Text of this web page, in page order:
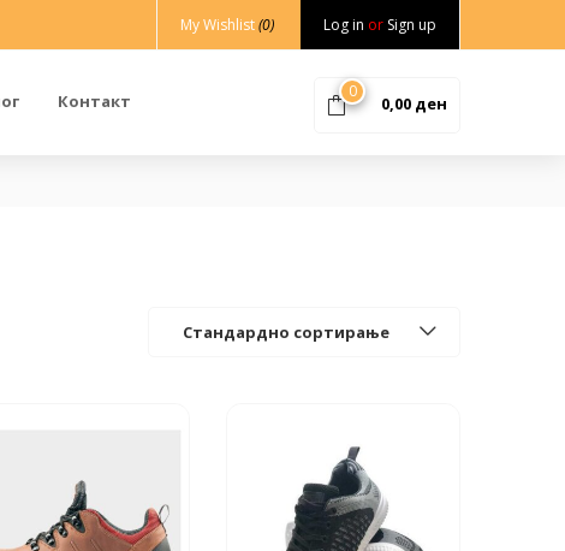
My Wishlist(0) Log in or Sign up
0
0,00 ден
Контакт
Стандардно сортирање